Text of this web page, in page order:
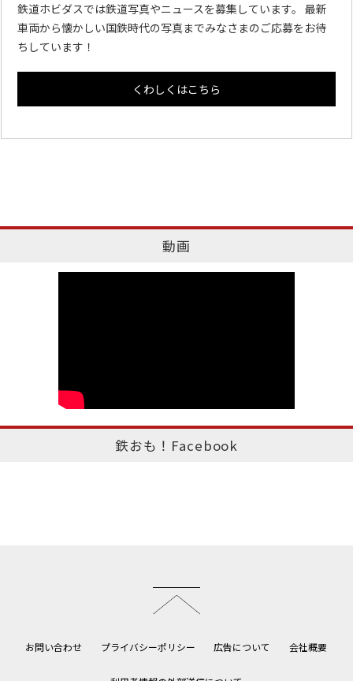
鉄道ホビダスでは鉄道写真やニュースを募集しています。 最新
車両から懐かしい国鉄時代の写真までみなさまのご応募をお待
ちしています！
くわしくはこちら
動画
鉄おも！Facebook
お問い合わせ プライバシーポリシー 広告について 会社概要